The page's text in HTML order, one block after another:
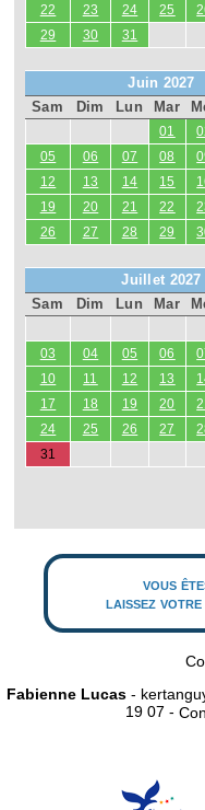
22
23 24 25
29
30 31
Juin 2027
Sam
Dim Lun Mar
01
05
06 07 08
12
13 14 15
19
20 21 22
26
27 28 29
Juillet 2027
Sam
Dim Lun Mar
03
04 05 06
10
11 12 13
17
18 19 20
24
25 26 27
31
vous
laissez
Fabienne Lucas -
19 07 -